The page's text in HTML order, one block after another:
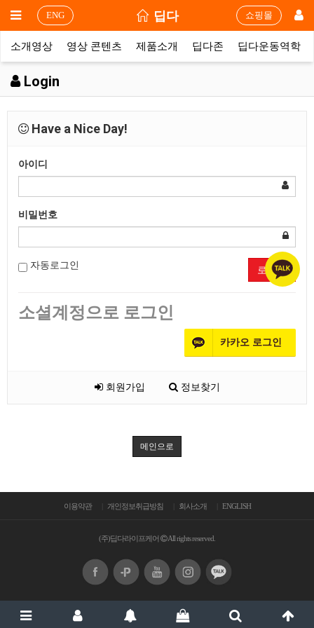
ENG 딥다 쇼핑몰
소개영상 영상 콘텐츠 제품소개 딥다존 딥다운동역학
Login
Have a Nice Day!
아이디
비밀번호
자동로그인 로그인
소셜계정으로 로그인
카카오 로그인
회원가입 정보찾기
메인으로
이용약관 개인정보취급방침 회사소개 ENGLISH
(주)딥다라이프케어 All rights reserved.